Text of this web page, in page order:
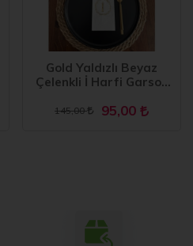
Gold Yaldızlı Beyaz
Çelenkli İ Harfi Garson
145,00 95,00